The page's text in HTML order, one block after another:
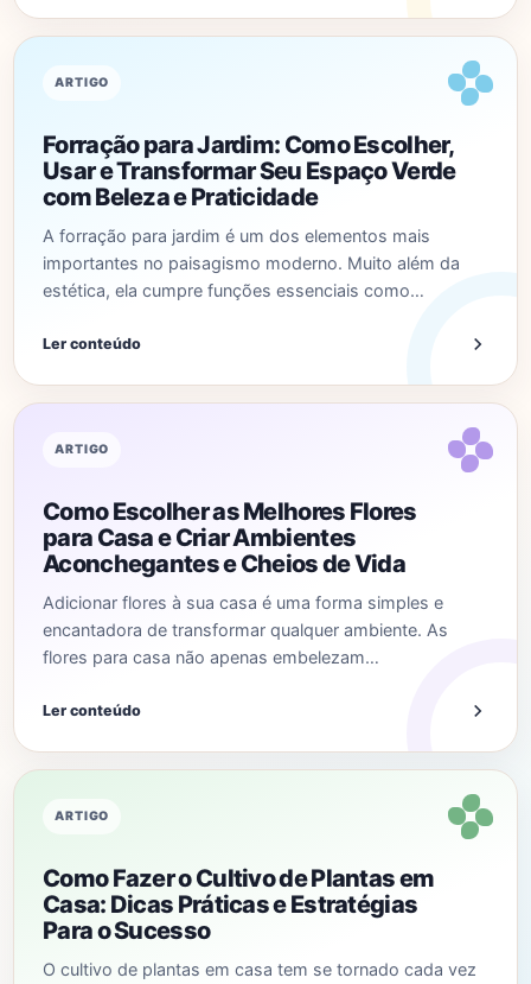
ARTIGO
Forração para Jardim: Como Escolher,
Usar e Transformar Seu Espaço Verde
com Beleza e Praticidade
A forração para jardim é um dos elementos mais
importantes no paisagismo moderno. Muito além da
estética, ela cumpre funções essenciais como…
Ler conteúdo
ARTIGO
Como Escolher as Melhores Flores
para Casa e Criar Ambientes
Aconchegantes e Cheios de Vida
Adicionar flores à sua casa é uma forma simples e
encantadora de transformar qualquer ambiente. As
flores para casa não apenas embelezam…
Ler conteúdo
ARTIGO
Como Fazer o Cultivo de Plantas em
Casa: Dicas Práticas e Estratégias
Para o Sucesso
O cultivo de plantas em casa tem se tornado cada vez